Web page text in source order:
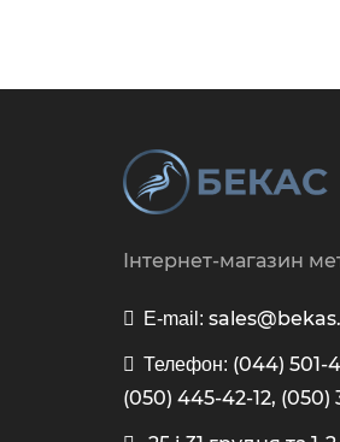
Інтернет-магазин
E-mail:
Телефон: (044) 501-
(050) 445-42-12, (050)